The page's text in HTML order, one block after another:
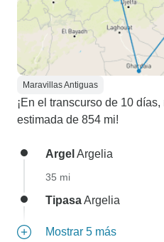
Maravillas Antiguas
¡En el transcurso de 10
estimada de 854 mi!
Argel Argelia
35 mi
TipasaArgelia
Mostrar 5 más